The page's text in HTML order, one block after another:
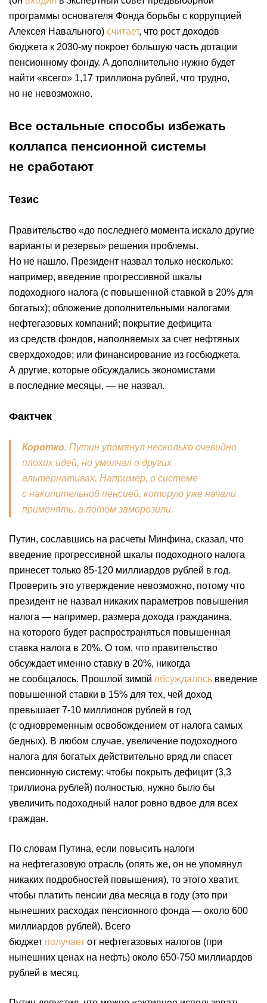
программы основателя Фонда борьбы с коррупцией
Алексея Навального) считает, что рост доходов
бюджета к 2030-му покроет большую часть дотации
пенсионному фонду. А дополнительно нужно будет
найти «всего» 1,17 триллиона рублей, что трудно,
но не невозможно.
Все остальные способы избежать
коллапса пенсионной системы
не сработают
Тезис
Правительство «до последнего момента искало другие
варианты и резервы» решения проблемы.
Но не нашло. Президент назвал только несколько:
например, введение прогрессивной шкалы
подоходного налога (с повышенной ставкой в 20% для
богатых); обложение дополнительными налогами
нефтегазовых компаний; покрытие дефицита
из средств фондов, наполняемых за счет нефтяных
сверхдоходов; или финансирование из госбюджета.
А другие, которые обсуждались экономистами
в последние месяцы, — не назвал.
Фактчек
Коротко. Путин упомянул несколько очевидно
плохих идей, но умолчал о других
альтернативах. Например, о системе
с накопительной пенсией, которую уже начали
применять, а потом заморозили.
Путин, сославшись на расчеты Минфина, сказал, что
введение прогрессивной шкалы подоходного налога
принесет только 85-120 миллиардов рублей в год.
Проверить это утверждение невозможно, потому что
президент не назвал никаких параметров повышения
налога — например, размера дохода гражданина,
на которого будет распространяться повышенная
ставка налога в 20%. О том, что правительство
обсуждает именно ставку в 20%, никогда
не сообщалось. Прошлой зимой обсуждалось введение
повышенной ставки в 15% для тех, чей доход
превышает 7-10 миллионов рублей в год
(с одновременным освобождением от налога самых
бедных). В любом случае, увеличение подоходного
налога для богатых действительно вряд ли спасет
пенсионную систему: чтобы покрыть дефицит (3,3
триллиона рублей) полностью, нужно было бы
увеличить подоходный налог ровно вдвое для всех
граждан.
По словам Путина, если повысить налоги
на нефтегазовую отрасль (опять же, он не упомянул
никаких подробностей повышения), то этого хватит,
чтобы платить пенсии два месяца в году (это при
нынешних расходах пенсионного фонда — около 600
миллиардов рублей). Всего
бюджет получает от нефтегазовых налогов (при
нынешних ценах на нефть) около 650-750 миллиардов
рублей в месяц.